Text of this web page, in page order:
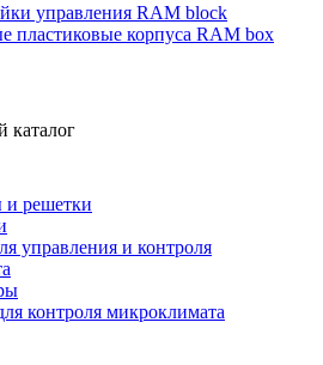
управления RAM block
пластиковые корпуса RAM box
каталог
и решетки
управления и контроля
контроля микроклимата